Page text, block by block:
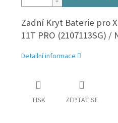
Zadní Kryt Baterie pro
11T PRO (2107113SG)
Detailní informace
TISK ZEPTAT SE